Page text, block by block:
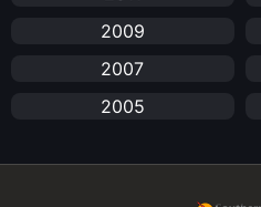
(25)2009
2007
2005